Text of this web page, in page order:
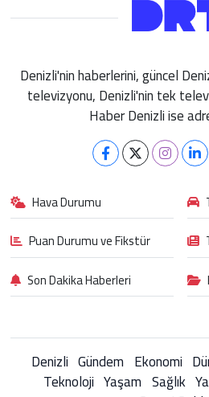
Denizli'nin haberlerini, güncel
televizyonu, Denizli'nin tek
Haber Denizli ise
Hava Durumu
Puan Durumu ve Fikstür
Son Dakika Haberleri
Denizli Gündem Ekonomi
Teknoloji Yaşam Sağlık